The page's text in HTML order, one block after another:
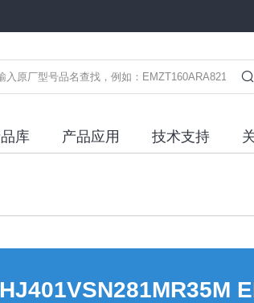
库 产品应用 技术支持